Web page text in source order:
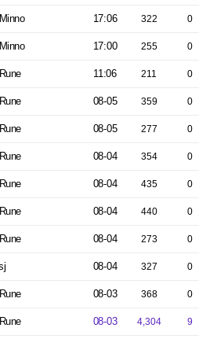
Minno 17:06 322 0
Minno 17:00 255 0
Rune 11:06 211 0
Rune 08-05 359 0
Rune 08-05 277 0
Rune 08-04 354 0
Rune 08-04 435 0
Rune 08-04 440 0
Rune 08-04 273 0
08-04 327 0
Rune 08-03 368 0
Rune 08-03 4,304 9